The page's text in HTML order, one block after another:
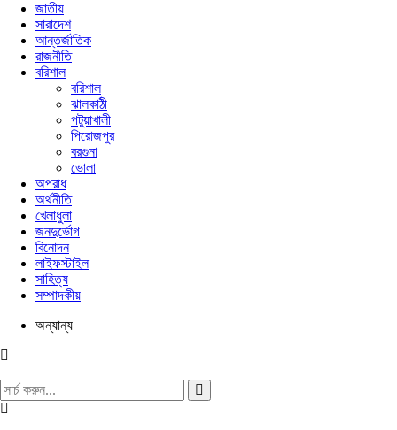
জাতীয়
সারাদেশ
আন্তর্জাতিক
রাজনীতি
বরিশাল
বরিশাল
ঝালকাঠী
পটুয়াখালী
পিরোজপুর
বরগুনা
ভোলা
অপরাধ
অর্থনীতি
খেলাধুলা
জনদুর্ভোগ
বিনোদন
লাইফস্টাইল
সাহিত্য
সম্পাদকীয়
অন্যান্য